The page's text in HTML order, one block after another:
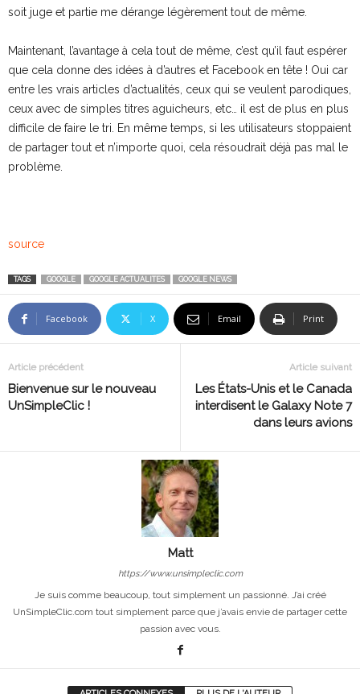
soit juge et partie me dérange légèrement tout de même.
Maintenant, l’avantage à cela tout de même, c’est qu’il faut espérer
que cela donne des idées à d’autres et Facebook en tête ! Oui car
entre les vrais articles d’actualités, ceux qui se veulent parodiques,
ceux avec de simples titres aguicheurs, etc… il est de plus en plus
difficile de faire le tri. En même temps, si les utilisateurs stoppaient
de partager tout et n’importe quoi, cela résoudrait déjà pas mal le
problème.
source
TAGS GOOGLE GOOGLE ACTUALITES GOOGLE NEWS
Facebook X Email Print
Article précédent
Bienvenue sur le nouveau
UnSimpleClic !
Article suivant
Les États-Unis et le Canada
interdisent le Galaxy Note 7
dans leurs avions
Matt
https://www.unsimpleclic.com
Je suis comme beaucoup, tout simplement un passionné. J’ai créé
UnSimpleClic.com tout simplement parce que j’avais envie de partager cette
passion avec vous.